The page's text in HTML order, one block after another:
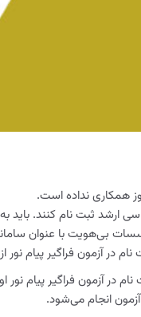
همکاری نداده است.
ارشد ثبت نام کنند.
بی‌هویت با عنوان سامانه
در آزمون فراگیر پیام
در آزمون فراگیر پیام
انجام می‌شود.